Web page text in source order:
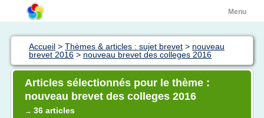
Menu
Accueil > Thèmes & articles : sujet brevet > nouveau
brevet 2016 > nouveau brevet des colleges 2016
Articles sélectionnés pour le thème :
nouveau brevet des colleges 2016
→ 36 articles